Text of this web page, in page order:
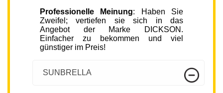
Professionelle Meinung: Haben Sie
Zweifel; vertiefen sie sich in das
Angebot der Marke DICKSON.
Einfacher zu bekommen und viel
günstiger im Preis!
SUNBRELLA